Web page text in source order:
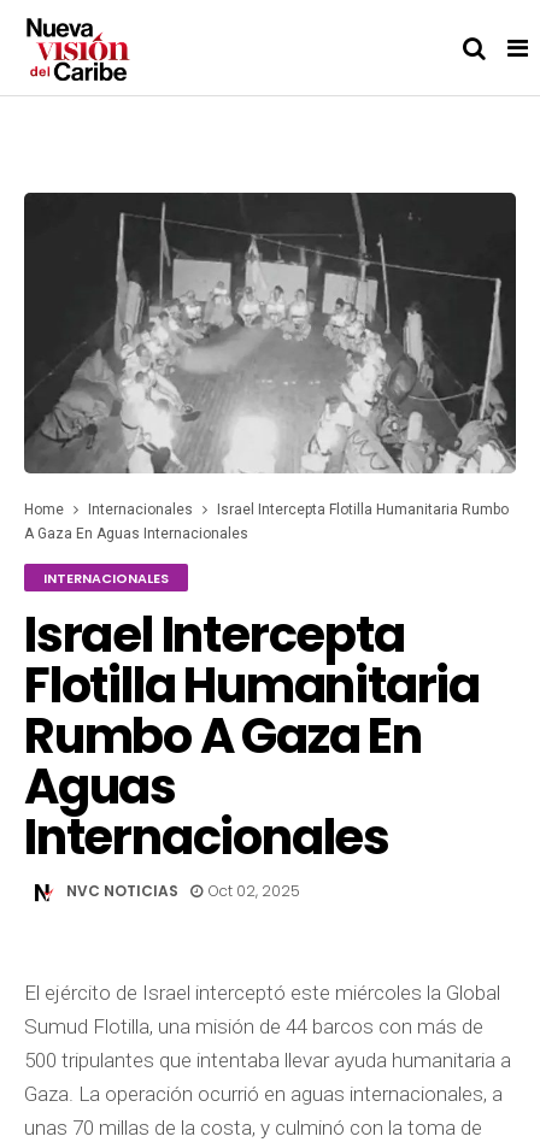
Home Internacionales
Israel Intercepta Flotilla Humanitaria Rumbo
A Gaza En Aguas Internacionales
INTERNACIONALES
Israel Intercepta
Flotilla Humanitaria
Rumbo A Gaza En
Aguas
Internacionales
NVC NOTICIAS Oct 02, 2025
El ejército de Israel interceptó este miércoles la Global
Sumud Flotilla, una misión de 44 barcos con más de
500 tripulantes que intentaba llevar ayuda humanitaria a
Gaza. La operación ocurrió en aguas internacionales, a
unas 70 millas de la costa, y culminó con la toma de